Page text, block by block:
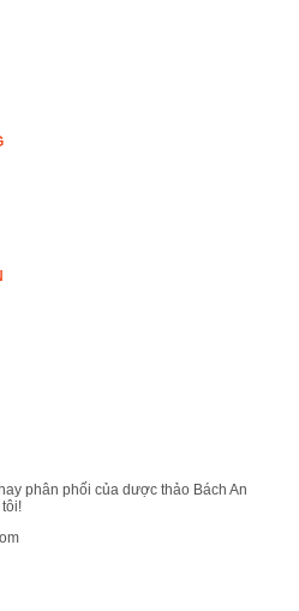
phân phối của dược thảo Bách An